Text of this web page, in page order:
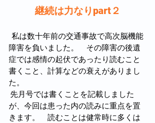
継続は力なりpart２
障害を負いました。　その障害の後遺
症では感情の起伏であったり読むこと
書くこと、計算などの衰えがありまし
た。
が、今回は患った内の読みに重点を置
きます。　読むことは健常時に多くは